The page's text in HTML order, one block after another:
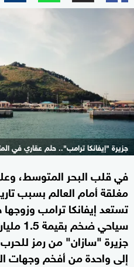
جزيرة "إيفانكا ترامب".. حلم عقاري في
في قلب البحر المتوسط،
مغلقة أمام العالم بسبب
تستعد إيفانكا ترامب
سياحي
جزيرة "سازان" من رمز للحرب
إلى واحدة من أفخم وجهات